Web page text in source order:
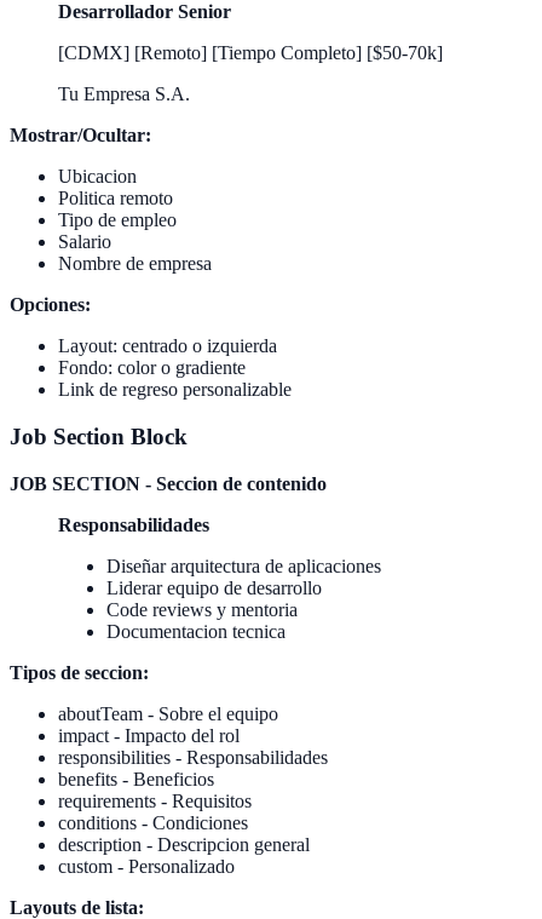
Desarrollador Senior
[CDMX] [Remoto] [Tiempo Completo] [$50-70k]
Tu Empresa S.A.
Mostrar/Ocultar:
Ubicacion
Politica remoto
Tipo de empleo
Salario
Nombre de empresa
Opciones:
Layout: centrado o izquierda
Fondo: color o gradiente
Link de regreso personalizable
Job Section Block
JOB SECTION - Seccion de contenido
Responsabilidades
Diseñar arquitectura de aplicaciones
Liderar equipo de desarrollo
Code reviews y mentoria
Documentacion tecnica
Tipos de seccion:
aboutTeam - Sobre el equipo
impact - Impacto del rol
responsibilities - Responsabilidades
benefits - Beneficios
requirements - Requisitos
conditions - Condiciones
description - Descripcion general
custom - Personalizado
Layouts de lista: